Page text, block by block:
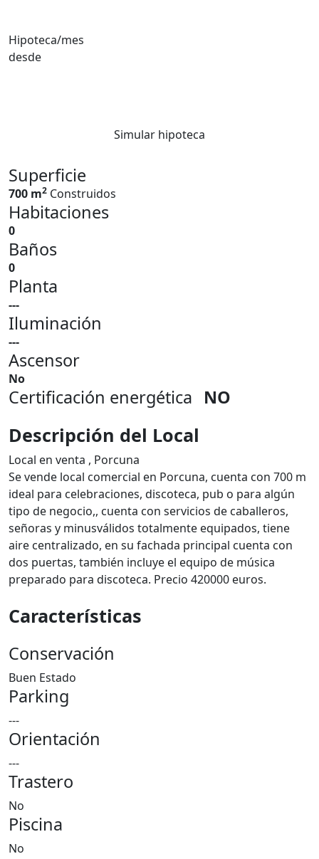
Hipoteca/mes
desde
Simular hipoteca
Superficie
700 m2 Construidos
Habitaciones
0
Baños
0
Planta
---
Iluminación
---
Ascensor
No
Certificación energética NO
Descripción del Local
Local en venta , Porcuna
Se vende local comercial en Porcuna, cuenta con 700 m
ideal para celebraciones, discoteca, pub o para algún
tipo de negocio,, cuenta con servicios de caballeros,
señoras y minusválidos totalmente equipados, tiene
aire centralizado, en su fachada principal cuenta con
dos puertas, también incluye el equipo de música
preparado para discoteca. Precio 420000 euros.
Características
Conservación
Buen Estado
Parking
---
Orientación
---
Trastero
No
Piscina
No